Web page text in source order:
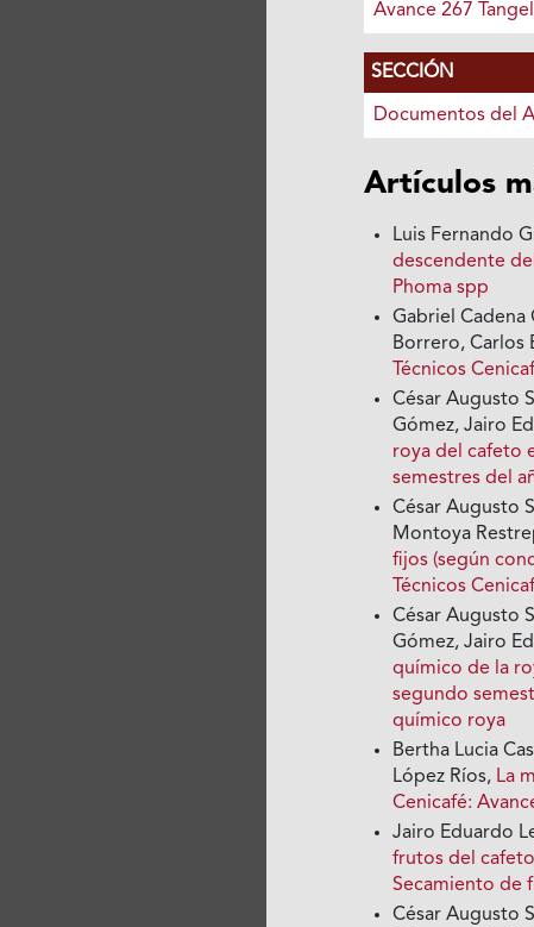
Avance 267
SECCIÓN
Documentos del
Artículos
Luis Fernando
descendente
Phoma spp
Gabriel Cadena
Borrero, Carlos
Técnicos
César Augusto
Gómez, Jairo
roya del cafeto
semestres del
César Augusto
Montoya
fijos (según
Técnicos
César Augusto
Gómez, Jairo
químico de la
segundo
químico roya
Bertha Lucia
López Ríos, La
Cenicafé:
Jairo Eduardo
frutos del
Secamiento de
César Augusto